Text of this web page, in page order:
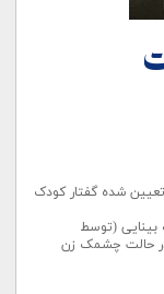
شده گفتار کودک
بینایی (توسط
حالت چشمک زن